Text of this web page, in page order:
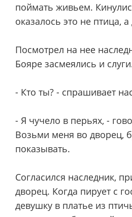
поймать живьем.
оказалось это не птица,
Посмотрел на нее
Бояре засмеялись и
- Кто ты? - спрашивает
- Я чучело в перьях, -
Возьми меня во дворец,
показывать.
Согласился наследник,
дворец. Когда пирует с
девушку в платье из